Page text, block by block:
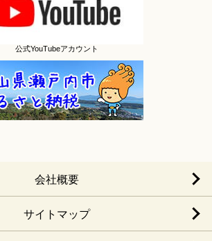
公式YouTubeアカウント
会社概要
サイトマップ